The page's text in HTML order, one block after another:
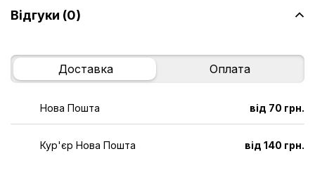
Відгуки (0)
Доставка Оплата
Нова Пошта від 70 грн.
Кур'єр Нова Пошта від 140 грн.